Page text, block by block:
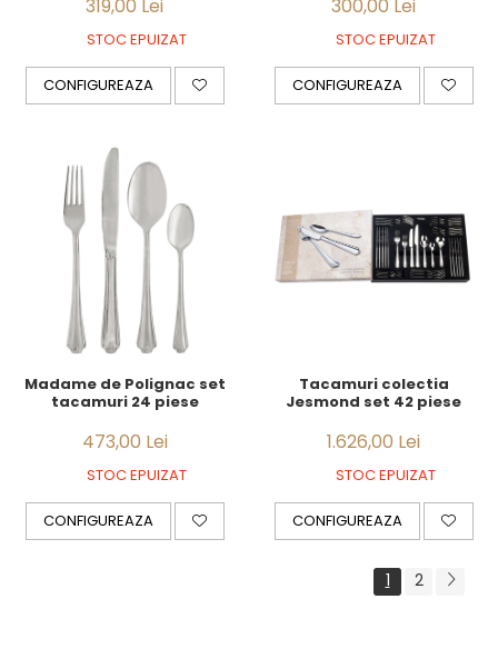
319,00 Lei
STOC EPUIZAT
CONFIGUREAZA
300,00 Lei
STOC EPUIZAT
CONFIGUREAZA
Madame de Polignac set
tacamuri 24 piese
473,00 Lei
STOC EPUIZAT
CONFIGUREAZA
Tacamuri colectia
Jesmond set 42 piese
1.626,00 Lei
STOC EPUIZAT
CONFIGUREAZA
1 2